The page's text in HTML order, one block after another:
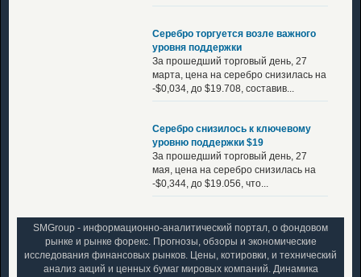
Серебро торгуется возле важного
уровня поддержки
За прошедший торговый день, 27
марта, цена на серебро снизилась на
-$0,034, до $19.708, составив...
Серебро снизилось к ключевому
уровню поддержки $19
За прошедший торговый день, 27
мая, цена на серебро снизилась на
-$0,344, до $19.056, что...
SMGroup - информационно-аналитический портал, о фондовом
рынке и рынке форекс. Прогнозы, обзоры и экономические
исследования финансовых рынков. Цены, котировки, и технический
анализ акций и ценных бумаг мировых компаний. Динамика